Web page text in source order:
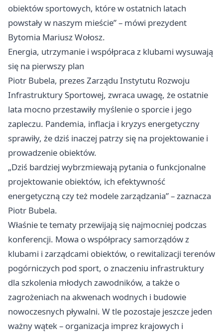
obiektów sportowych, które w ostatnich latach
powstały w naszym mieście” – mówi prezydent
Bytomia Mariusz Wołosz.
Energia, utrzymanie i współpraca z klubami wysuwają
się na pierwszy plan
Piotr Bubela, prezes Zarządu Instytutu Rozwoju
Infrastruktury Sportowej, zwraca uwagę, że ostatnie
lata mocno przestawiły myślenie o sporcie i jego
zapleczu. Pandemia, inflacja i kryzys energetyczny
sprawiły, że dziś inaczej patrzy się na projektowanie i
prowadzenie obiektów.
„Dziś bardziej wybrzmiewają pytania o funkcjonalne
projektowanie obiektów, ich efektywność
energetyczną czy też modele zarządzania” – zaznacza
Piotr Bubela.
Właśnie te tematy przewijają się najmocniej podczas
konferencji. Mowa o współpracy samorządów z
klubami i zarządcami obiektów, o rewitalizacji terenów
pogórniczych pod sport, o znaczeniu infrastruktury
dla szkolenia młodych zawodników, a także o
zagrożeniach na akwenach wodnych i budowie
nowoczesnych pływalni. W tle pozostaje jeszcze jeden
ważny wątek – organizacja imprez krajowych i